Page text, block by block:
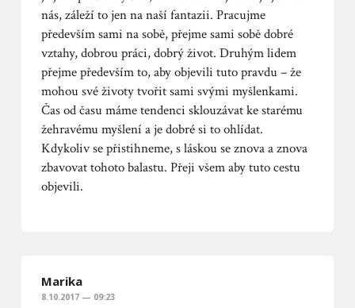
nás, záleží to jen na naší fantazii. Pracujme
především sami na sobě, přejme sami sobě dobré
vztahy, dobrou práci, dobrý život. Druhým lidem
přejme především to, aby objevili tuto pravdu – že
mohou své životy tvořit sami svými myšlenkami.
Čas od času máme tendenci sklouzávat ke starému
žehravému myšlení a je dobré si to ohlídat.
Kdykoliv se přistihneme, s láskou se znova a znova
zbavovat tohoto balastu. Přeji všem aby tuto cestu
objevili.
Marika
8.10.2017 — 09:23